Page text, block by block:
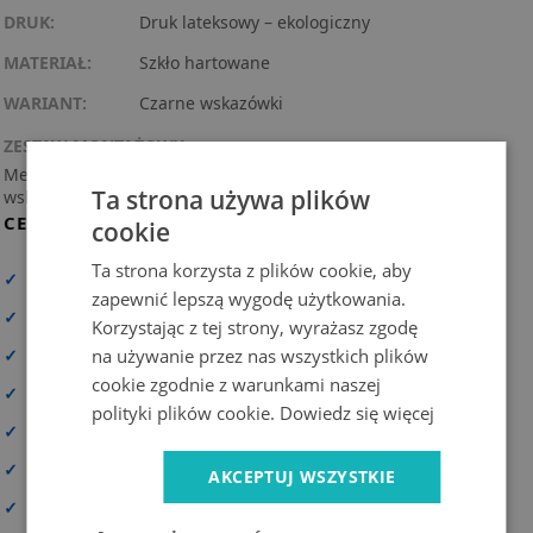
DRUK:
Druk lateksowy – ekologiczny
MATERIAŁ:
Szkło hartowane
WARIANT:
Czarne wskazówki
ZESTAW MONTAŻOWY:
Mechanizm kwarcowy z praktycznym zawieszeniem + 3
wskazówki (instrukcja montażu w zestawie).
CECHY PRODUKTU
✓
Wysoka rozdzielczość druku
✓
Zadrukowana cała powierzchnia
✓
Materiał wysokiej jakości
✓
Odporny na promieniowanie UV i trwałe kolory
✓
Możliwość personalizacji
✓
✓
Prosty i szybki montaż
Ta strona używa plików
cookie
Ta strona korzysta z plików cookie, aby
zapewnić lepszą wygodę użytkowania.
Korzystając z tej strony, wyrażasz zgodę
na używanie przez nas wszystkich plików
cookie zgodnie z warunkami naszej
polityki plików cookie. Dowiedz się więcej
AKCEPTUJ WSZYSTKIE